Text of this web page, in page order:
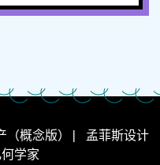
（概念版）| 孟菲斯设计
学家